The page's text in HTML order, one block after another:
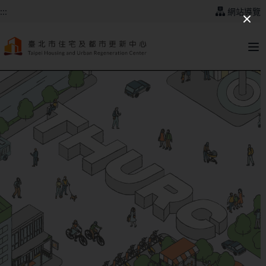
跳到主要內容
::: 網站導覽
:::